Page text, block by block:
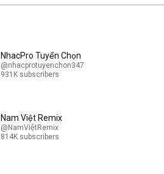
NhacPro Tuyển Chọn
@nhacprotuyenchon347
931K subscribers
Nam Việt Remix
@NamViệtRemix
814K subscribers